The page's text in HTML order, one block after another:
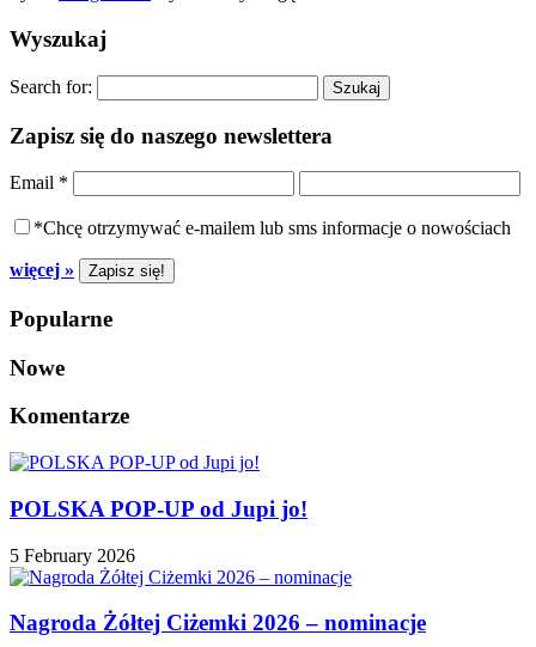
Wyszukaj
Search for:
Zapisz się do naszego newslettera
Email *
*Chcę otrzymywać e-mailem lub sms informacje o nowościach
więcej »
Popularne
Nowe
Komentarze
POLSKA POP-UP od Jupi jo!
5 February 2026
Nagroda Żółtej Ciżemki 2026 – nominacje